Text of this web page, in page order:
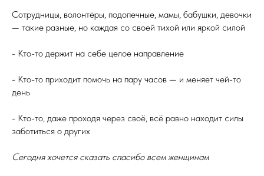
Сотрудницы, волонтёры, подопечные, мамы, бабушки, девочки
— такие разные, но каждая со своей тихой или яркой силой
- Кто-то держит на себе целое направление
- Кто-то приходит помочь на пару часов — и меняет чей-то
день
- Кто-то, даже проходя через своё, всё равно находит силы
заботиться о других
Сегодня хочется сказать спасибо всем женщинам